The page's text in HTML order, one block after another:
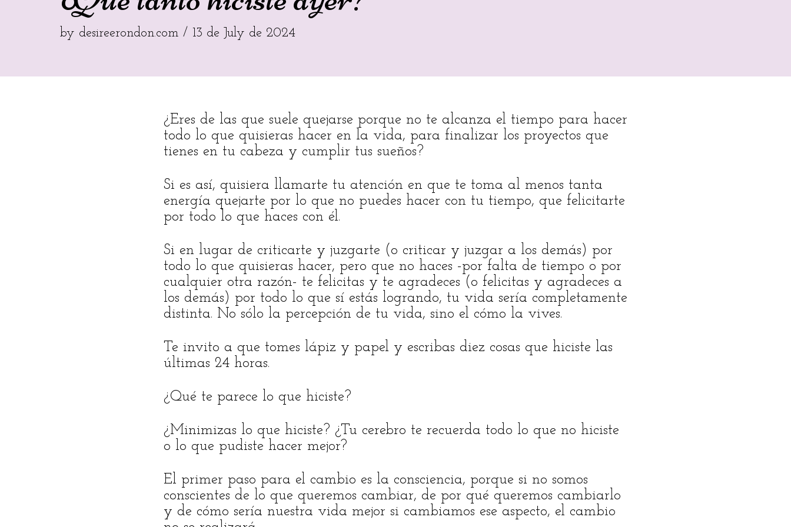
by desireerondon.com 13 de July de 2024
¿Eres de las que suele quejarse porque no te alcanza el tiempo para hacer
todo lo que quisieras hacer en la vida, para finalizar los proyectos que
tienes en tu cabeza y cumplir tus sueños?
Si es así, quisiera llamarte tu atención en que te toma al menos tanta
energía quejarte por lo que no puedes hacer con tu tiempo, que felicitarte
por todo lo que haces con él.
Si en lugar de criticarte y juzgarte (o criticar y juzgar a los demás) por
todo lo que quisieras hacer, pero que no haces -por falta de tiempo o por
cualquier otra razón- te felicitas y te agradeces (o felicitas y agradeces a
los demás) por todo lo que sí estás logrando, tu vida sería completamente
distinta. No sólo la percepción de tu vida, sino el cómo la vives.
Te invito a que tomes lápiz y papel y escribas diez cosas que hiciste las
últimas 24 horas.
¿Qué te parece lo que hiciste?
¿Minimizas lo que hiciste? ¿Tu cerebro te recuerda todo lo que no hiciste
o lo que pudiste hacer mejor?
El primer paso para el cambio es la consciencia, porque si no somos
conscientes de lo que queremos cambiar, de por qué queremos cambiarlo
y de cómo sería nuestra vida mejor si cambiamos ese aspecto, el cambio